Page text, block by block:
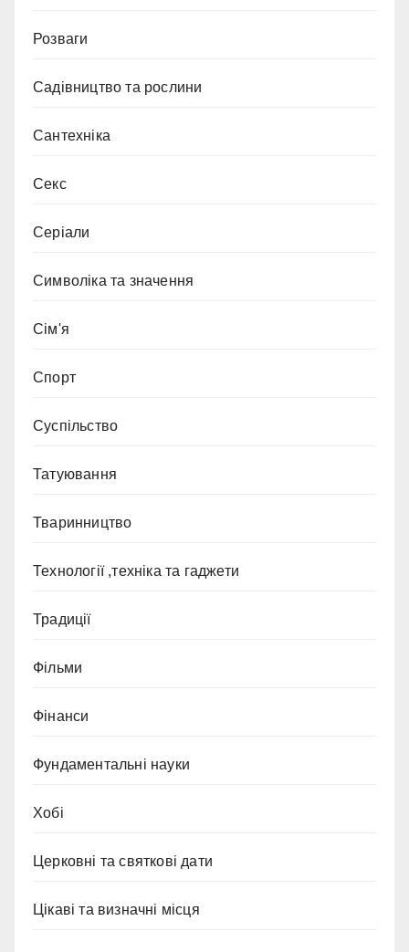
Розваги
Садівництво та рослини
Сантехніка
Секс
Серіали
Символіка та значення
Сім'я
Спорт
Суспільство
Татуювання
Тваринництво
Технології ,техніка та гаджети
Традиції
Фільми
Фінанси
Фундаментальні науки
Хобі
Церковні та святкові дати
Цікаві та визначні місця